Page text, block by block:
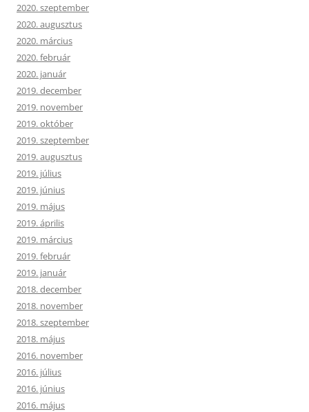
2020. szeptember
2020. augusztus
2020. március
2020. február
2020. január
2019. december
2019. november
2019. október
2019. szeptember
2019. augusztus
2019. július
2019. június
2019. május
2019. április
2019. március
2019. február
2019. január
2018. december
2018. november
2018. szeptember
2018. május
2016. november
2016. július
2016. június
2016. május